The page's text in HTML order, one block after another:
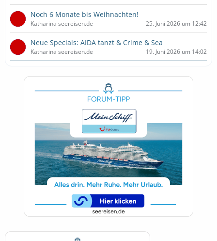
Noch 6 Monate bis Weihnachten!
Katharina seereisen.de 25. Juni 2026 um 12:42
Neue Specials: AIDA tanzt & Crime & Sea
Katharina seereisen.de 19. Juni 2026 um 14:02